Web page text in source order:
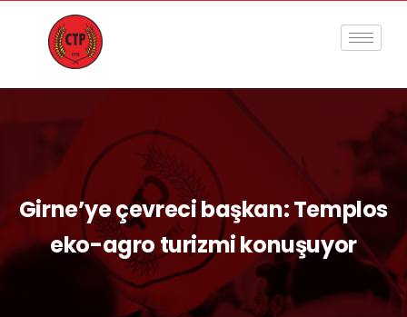
Girne’ye çevreci başkan: Templos
eko-agro turizmi konuşuyor